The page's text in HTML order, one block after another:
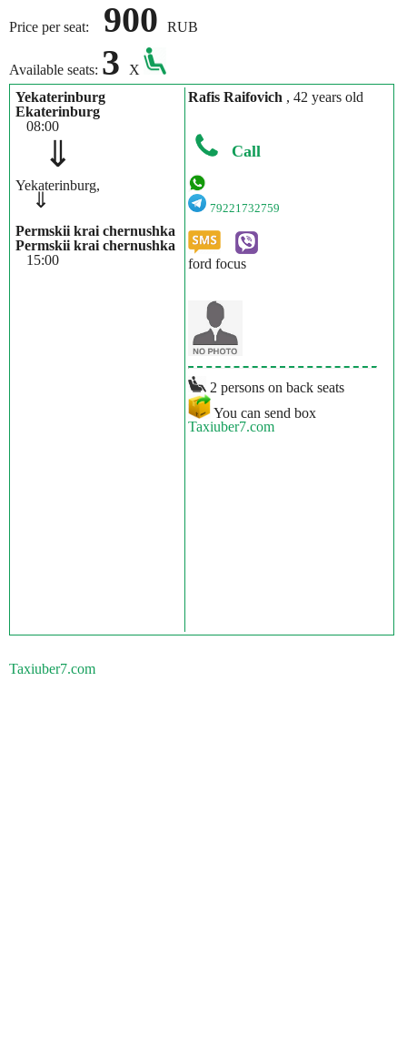
Price per seat: 900 RUB
Available seats: 3
X
Yekaterinburg
Ekaterinburg
08:00
⇓
Yekaterinburg,
⇓
Permskii krai chernushka
Permskii krai chernushka
15:00
Rafis Raifovich , 42 years old
Call
79221732759
ford focus
2 persons on back seats
You can send box
Taxiuber7.com
Taxiuber7.com